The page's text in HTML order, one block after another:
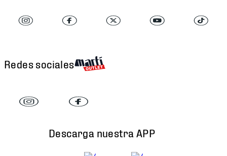
Redes sociales
Descarga nuestra APP